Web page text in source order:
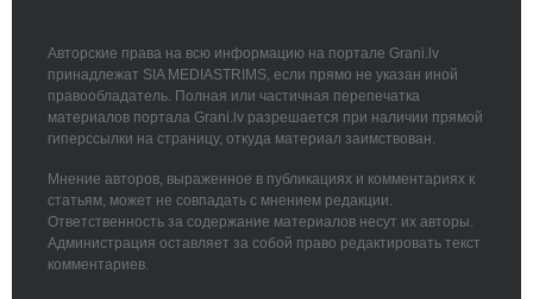
Авторские права на всю информацию на портале Grani.lv
принадлежат SIA MEDIASTRIMS, если прямо не указан иной
правообладатель. Полная или частичная перепечатка
материалов портала Grani.lv разрешается при наличии прямой
гиперссылки на страницу, откуда материал заимствован.
Мнение авторов, выраженное в публикациях и комментариях к
статьям, может не совпадать с мнением редакции.
Ответственность за содержание материалов несут их авторы.
Администрация оставляет за собой право редактировать текст
комментариев.